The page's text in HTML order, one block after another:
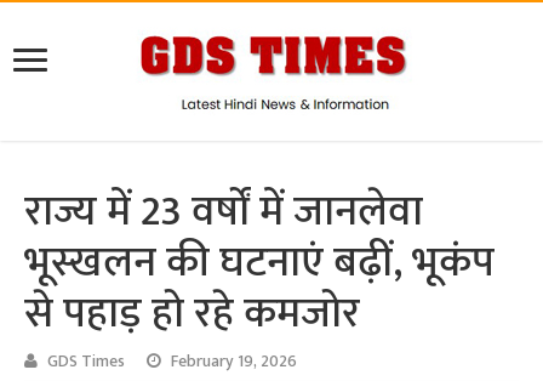
राज्य में 23 वर्षों में जानलेवा
भूस्खलन की घटनाएं बढ़ीं, भूकंप
से पहाड़ हो रहे कमजोर
GDS Times February 19, 2026